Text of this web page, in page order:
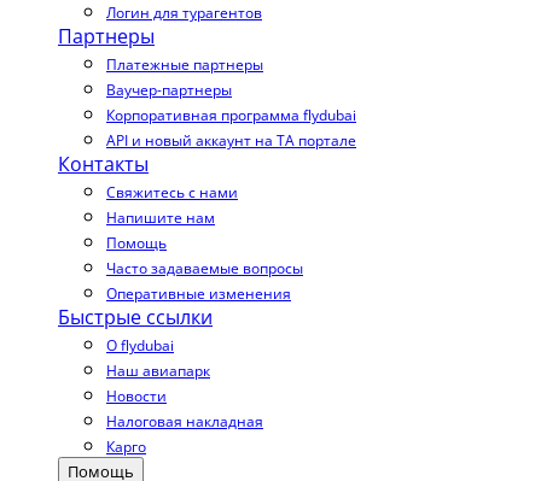
Логин для турагентов
Партнеры
Платежные партнеры
Ваучер-партнеры
Корпоративная программа flydubai
API и новый аккаунт на TA портале
Контакты
Свяжитесь с нами
Напишите нам
Помощь
Часто задаваемые вопросы
Оперативные изменения
Быстрые ссылки
О flydubai
Наш авиапарк
Новости
Налоговая накладная
Карго
Помощь